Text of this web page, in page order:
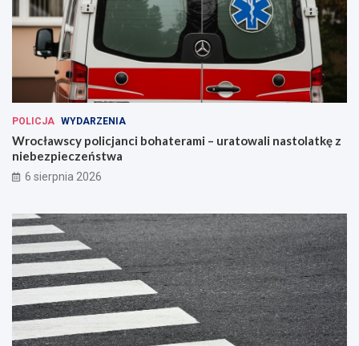
POLICJA WYDARZENIA
Wrocławscy policjanci bohaterami – uratowali nastolatkę z
niebezpieczeństwa
6 sierpnia 2026